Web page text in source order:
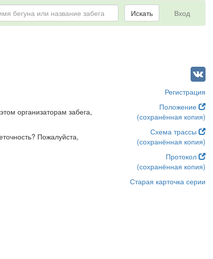
Вход
Искать
организаторам забега,
Пожалуйста,
Регистрация
Положение
(сохранённая копия)
Схема трассы
(сохранённая копия)
Протокол
(сохранённая копия)
Старая карточка серии